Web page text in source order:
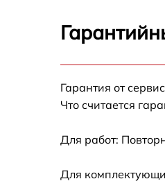
Замена
Гарантия от
Что считается
Для работ:
Для